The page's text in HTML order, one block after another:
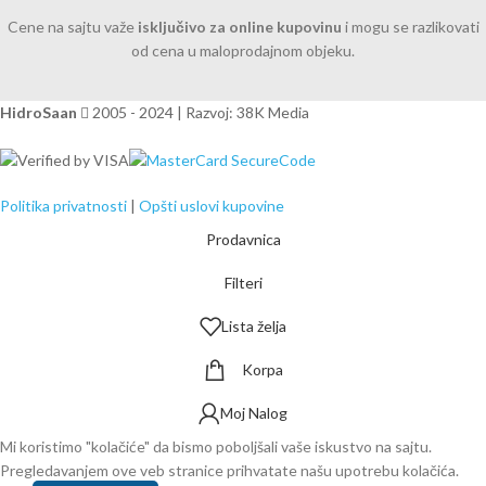
Cene na sajtu važe isključivo za online kupovinu i mogu se razlikovati
od cena u maloprodajnom objeku.
HidroSaan 2005 - 2024 | Razvoj: 38K Media
Politika privatnosti | Opšti uslovi kupovine
Prodavnica
Filteri
Lista želja
Korpa
Moj Nalog
Mi koristimo "kolačiće" da bismo poboljšali vaše iskustvo na sajtu.
Pregledavanjem ove veb stranice prihvatate našu upotrebu kolačića.